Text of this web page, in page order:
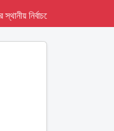
নির্বাচনের তফসিল দেবে ইসি;